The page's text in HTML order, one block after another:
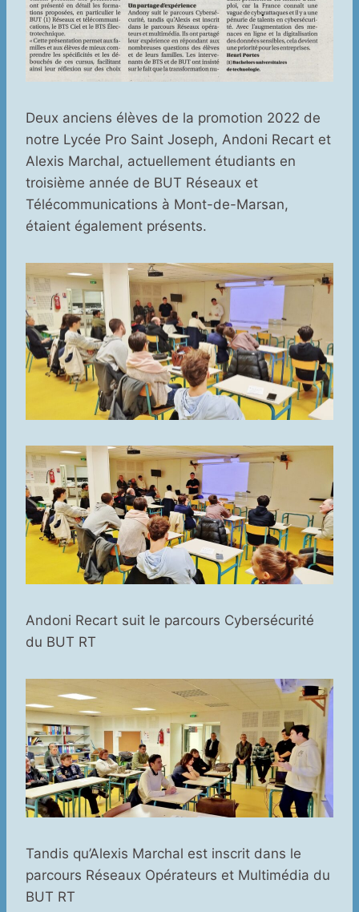
Deux anciens élèves de la promotion 2022 de
notre Lycée Pro Saint Joseph, Andoni Recart et
Alexis Marchal, actuellement étudiants en
troisième année de BUT Réseaux et
Télécommunications à Mont-de-Marsan,
étaient également présents.
Andoni Recart suit le parcours Cybersécurité
du BUT RT
Tandis qu’Alexis Marchal est inscrit dans le
parcours Réseaux Opérateurs et Multimédia du
BUT RT